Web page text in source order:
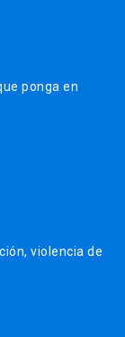
ponga en
violencia de